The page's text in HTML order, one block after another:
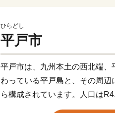
ひらどし
平戸市
平戸市は、九州本土の西北端
わっている平戸島と、その周
ら構成されています。人口は
ツノオトシゴ」にも似ており